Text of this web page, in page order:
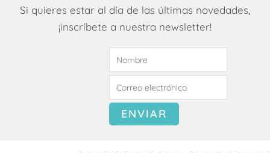
Si quieres estar al día de las últimas novedades,
¡inscríbete a nuestra newsletter!